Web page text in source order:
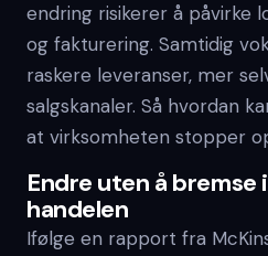
endring risikerer å påvirke
og fakturering. Samtidig
raskere leveranser, mer
salgskanaler. Så hvordan
at virksomheten stopper
Endre uten å bremse
handelen
Ifølge en rapport fra